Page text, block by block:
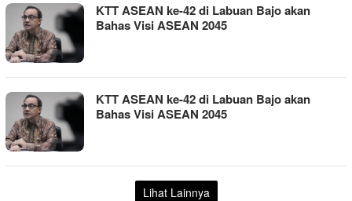
KTT ASEAN ke-42 di Labuan Bajo akan
Bahas Visi ASEAN 2045
KTT ASEAN ke-42 di Labuan Bajo akan
Bahas Visi ASEAN 2045
Lihat Lainnya